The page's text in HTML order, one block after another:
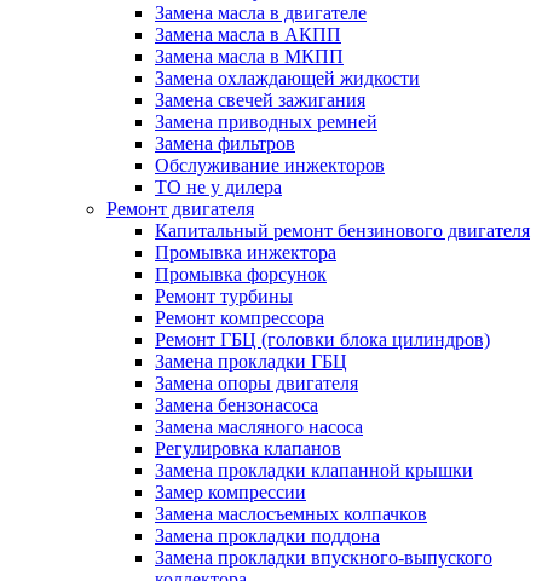
Замена масла в двигателе
Замена масла в АКПП
Замена масла в МКПП
Замена охлаждающей жидкости
Замена свечей зажигания
Замена приводных ремней
Замена фильтров
Обслуживание инжекторов
ТО не у дилера
Ремонт двигателя
Капитальный ремонт бензинового двигателя
Промывка инжектора
Промывка форсунок
Ремонт турбины
Ремонт компрессора
Ремонт ГБЦ (головки блока цилиндров)
Замена прокладки ГБЦ
Замена опоры двигателя
Замена бензонасоса
Замена масляного насоса
Регулировка клапанов
Замена прокладки клапанной крышки
Замер компрессии
Замена маслосъемных колпачков
Замена прокладки поддона
Замена прокладки впускного-выпуского